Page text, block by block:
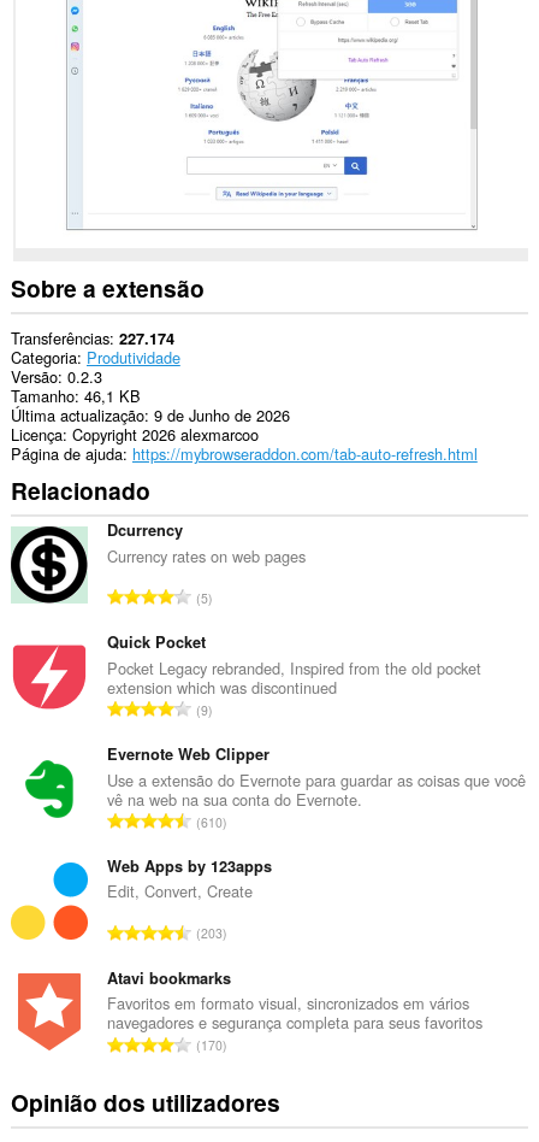
separadores
e
à
sua
actividade
de
navegação.
Sobre a extensão
Transferências 227.174
Categoria Produtividade
Versão 0.2.3
Tamanho 46,1 KB
Última actualização 9 de Junho de 2026
Licença Copyright 2026 alexmarcoo
Página de ajuda https://mybrowseraddon.com/tab-auto-refresh.html
Relacionado
Dcurrency
Currency rates on web pages
N
m
e
r
o
o
t
a
d
e
a
v
l
i
a
ç
e
s
5
Quick Pocket
Pocket Legacy rebranded, Inspired from the old pocket
extension which was discontinued
N
m
e
r
o
o
t
a
d
e
a
v
l
i
9
Evernote Web Clipper
Use a extensão do Evernote para guardar as coisas que você
vê na web na sua conta do Evernote.
N
m
e
o
o
t
a
e
a
610
Web Apps by 123apps
Edit, Convert, Create
N
m
e
r
o
o
t
203
Atavi bookmarks
Favoritos em formato visual, sincronizados em vários
navegadores e segurança completa para seus favoritos
N
m
e
170
Opinião dos utilizadores